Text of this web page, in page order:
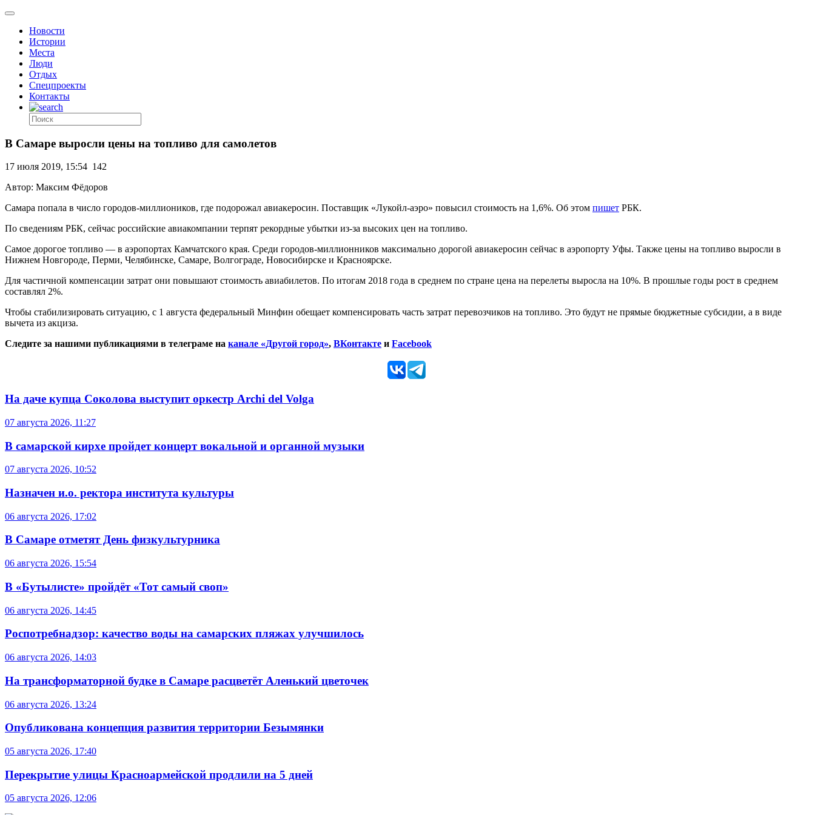
Новости
Истории
Места
Люди
Отдых
Спецпроекты
Контакты
В Самаре выросли цены на топливо для самолетов
17 июля 2019, 15:54 142
Автор: Максим Фёдоров
Самара попала в число городов-миллиоников, где подорожал авиакеросин. Поставщик «Лукойл-аэро» повысил стоимость на 1,6%. Об этом пишет РБК.
По сведениям РБК, сейчас российские авиакомпании терпят рекордные убытки из-за высоких цен на топливо.
Самое дорогое топливо — в аэропортах Камчатского края. Среди городов-миллионников максимально дорогой авиакеросин сейчас в аэропорту Уфы. Также цены на топливо выросли в
Нижнем Новгороде, Перми, Челябинске, Самаре, Волгограде, Новосибирске и Красноярске.
Для частичной компенсации затрат они повышают стоимость авиабилетов. По итогам 2018 года в среднем по стране цена на перелеты выросла на 10%. В прошлые годы рост в среднем
составлял 2%.
Чтобы стабилизировать ситуацию, с 1 августа федеральный Минфин обещает компенсировать часть затрат перевозчиков на топливо. Это будут не прямые бюджетные субсидии, а в виде
вычета из акциза.
Следите за нашими публикациями в телеграме на канале «Другой город», ВКонтакте и Facebook
На даче купца Соколова выступит оркестр Archi del Volga
07 августа 2026, 11:27
В самарской кирхе пройдет концерт вокальной и органной музыки
07 августа 2026, 10:52
Назначен и.о. ректора института культуры
06 августа 2026, 17:02
В Самаре отметят День физкультурника
06 августа 2026, 15:54
В «Бутылисте» пройдёт «Тот самый своп»
06 августа 2026, 14:45
Роспотребнадзор: качество воды на самарских пляжах улучшилось
06 августа 2026, 14:03
На трансформаторной будке в Самаре расцветёт Аленький цветочек
06 августа 2026, 13:24
Опубликована концепция развития территории Безымянки
05 августа 2026, 17:40
Перекрытие улицы Красноармейской продлили на 5 дней
05 августа 2026, 12:06